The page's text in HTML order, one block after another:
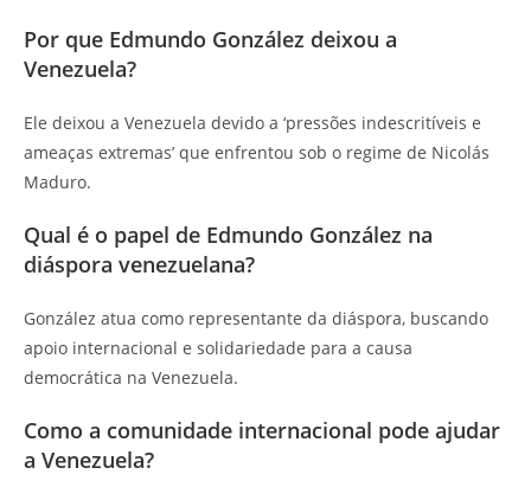
Por que Edmundo González deixou a
Venezuela?
Ele deixou a Venezuela devido a ‘pressões indescritíveis e
ameaças extremas’ que enfrentou sob o regime de Nicolás
Maduro.
Qual é o papel de Edmundo González na
diáspora venezuelana?
González atua como representante da diáspora, buscando
apoio internacional e solidariedade para a causa
democrática na Venezuela.
Como a comunidade internacional pode ajudar
a Venezuela?